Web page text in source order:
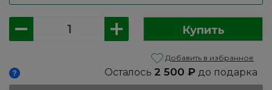
Количество
товара
западная:
Смарагд,
Купить
Добавить в избранное
Осталось 2 500 ₽ до подарка